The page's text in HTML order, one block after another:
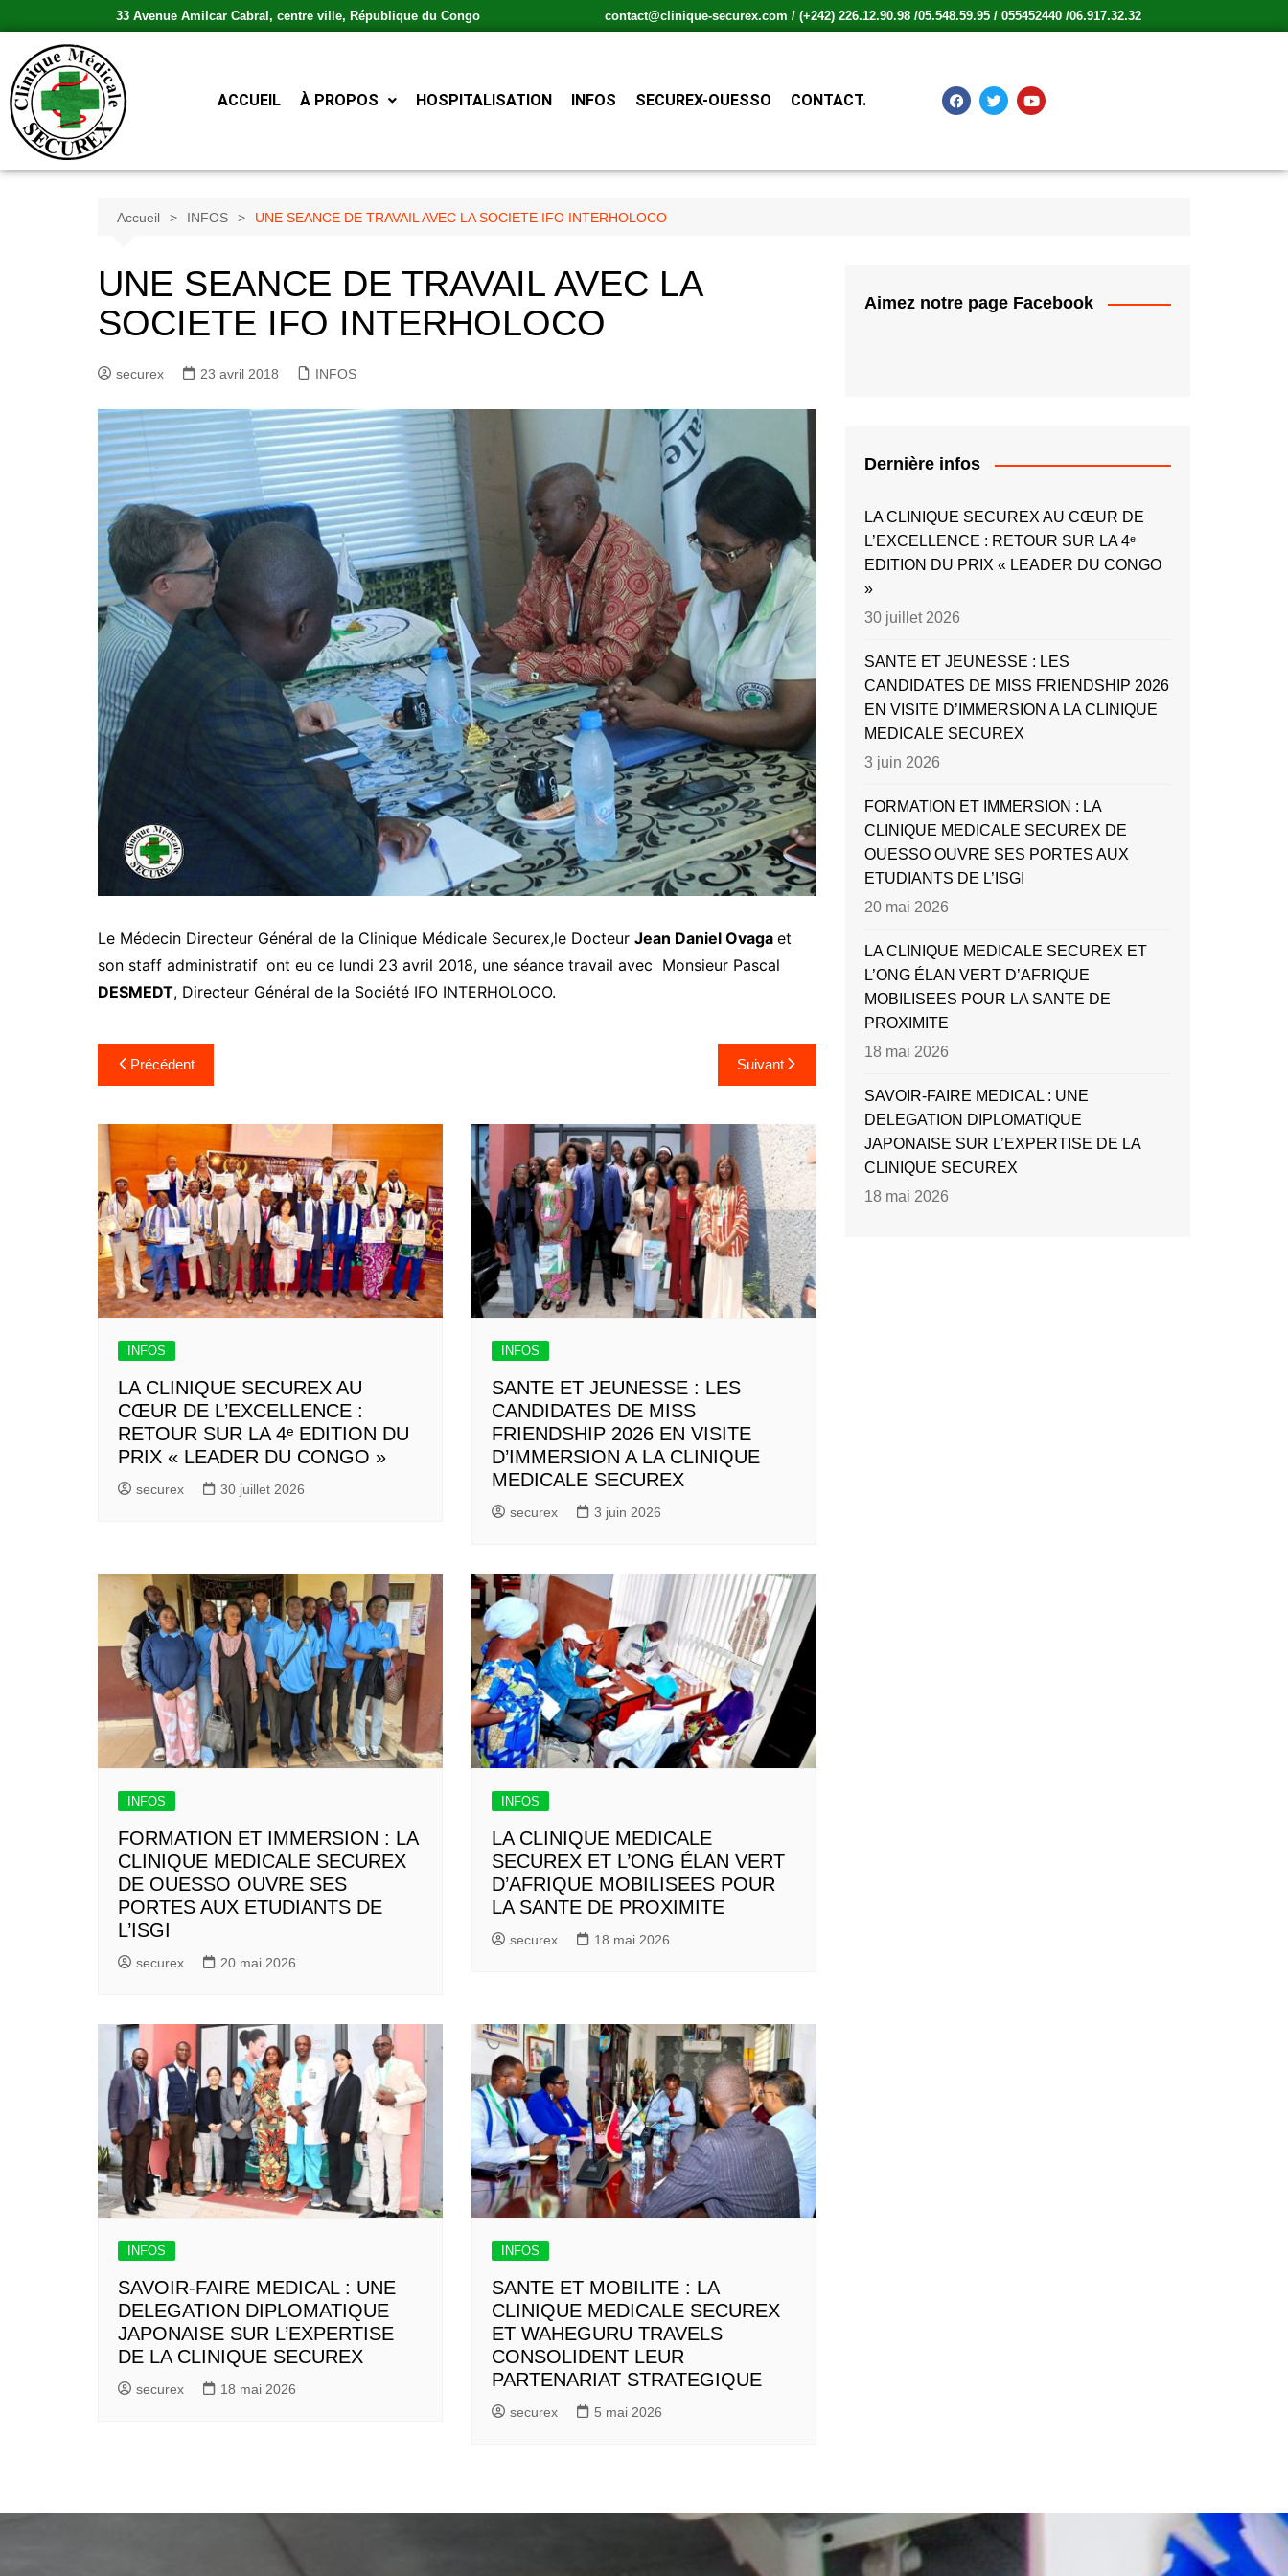
33 Avenue Amilcar Cabral, centre ville, République du Congo contact@clinique-securex.com / (+242) 226.12.90.98 /05.548.59.95 / 055452440 /06.917.32.32
ACCUEIL À PROPOS HOSPITALISATION INFOS SECUREX-OUESSO CONTACT.
Accueil INFOS UNE SEANCE DE TRAVAIL AVEC LA SOCIETE IFO INTERHOLOCO
UNE SEANCE DE TRAVAIL AVEC LA
SOCIETE IFO INTERHOLOCO
securex 23 avril 2018 INFOS
Le Médecin Directeur Général de la Clinique Médicale Securex,le Docteur Jean Daniel Ovaga et
son staff administratif ont eu ce lundi 23 avril 2018, une séance travail avec Monsieur Pascal
DESMEDT, Directeur Général de la Société IFO INTERHOLOCO.
Précédent Suivant
INFOS
LA CLINIQUE SECUREX AU
CŒUR DE L’EXCELLENCE :
RETOUR SUR LA 4ᵉ EDITION DU
PRIX « LEADER DU CONGO »
securex 30 juillet 2026
INFOS
SANTE ET JEUNESSE : LES
CANDIDATES DE MISS
FRIENDSHIP 2026 EN VISITE
D’IMMERSION A LA CLINIQUE
MEDICALE SECUREX
securex 3 juin 2026
INFOS
FORMATION ET IMMERSION : LA
CLINIQUE MEDICALE SECUREX
DE OUESSO OUVRE SES
PORTES AUX ETUDIANTS DE
L’ISGI
securex 20 mai 2026
INFOS
LA CLINIQUE MEDICALE
SECUREX ET L’ONG ÉLAN VERT
D’AFRIQUE MOBILISEES POUR
LA SANTE DE PROXIMITE
securex 18 mai 2026
INFOS
SAVOIR-FAIRE MEDICAL : UNE
DELEGATION DIPLOMATIQUE
JAPONAISE SUR L’EXPERTISE
DE LA CLINIQUE SECUREX
securex 18 mai 2026
INFOS
SANTE ET MOBILITE : LA
CLINIQUE MEDICALE SECUREX
ET WAHEGURU TRAVELS
CONSOLIDENT LEUR
PARTENARIAT STRATEGIQUE
securex 5 mai 2026
Aimez notre page Facebook
Dernière infos
LA CLINIQUE SECUREX AU CŒUR DE
L’EXCELLENCE : RETOUR SUR LA 4ᵉ
EDITION DU PRIX « LEADER DU CONGO
»
30 juillet 2026
SANTE ET JEUNESSE : LES
CANDIDATES DE MISS FRIENDSHIP 2026
EN VISITE D’IMMERSION A LA CLINIQUE
MEDICALE SECUREX
3 juin 2026
FORMATION ET IMMERSION : LA
CLINIQUE MEDICALE SECUREX DE
OUESSO OUVRE SES PORTES AUX
ETUDIANTS DE L’ISGI
20 mai 2026
LA CLINIQUE MEDICALE SECUREX ET
L’ONG ÉLAN VERT D’AFRIQUE
MOBILISEES POUR LA SANTE DE
PROXIMITE
18 mai 2026
SAVOIR-FAIRE MEDICAL : UNE
DELEGATION DIPLOMATIQUE
JAPONAISE SUR L’EXPERTISE DE LA
CLINIQUE SECUREX
18 mai 2026